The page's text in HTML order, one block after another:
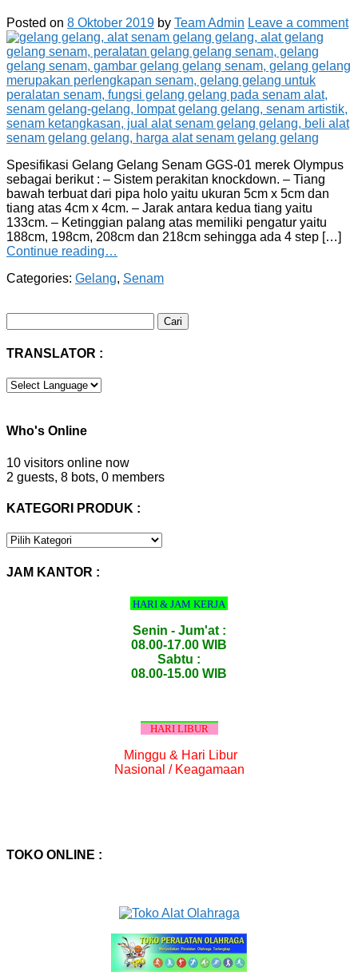
Posted on 8 Oktober 2019 by Team Admin Leave a comment
Spesifikasi Gelang Gelang Senam GGS-01 merek Olympus
sebagai berikut : – Sistem perakitan knockdown. – Tiang
bawah terbuat dari pipa holo yaitu ukuran 5cm x 5cm dan
tiang atas 4cm x 4cm. – Jarak antara kedua tiang yaitu
133cm. – Ketinggian palang atas memiliki pengatur yaitu
188cm, 198cm, 208cm dan 218cm sehingga ada 4 step […]
Continue reading…
Categories: Gelang, Senam
untuk:
TRANSLATOR :
Who's Online
10 visitors online now
2 guests, 8 bots, 0 members
KATEGORI PRODUK :
KATEGORI
JAM KANTOR :
HARI & JAM KERJA
Senin - Jum'at :
08.00-17.00 WIB
Sabtu :
08.00-15.00 WIB
HARI LIBUR
Minggu & Hari Libur
Nasional / Keagamaan
TOKO ONLINE :